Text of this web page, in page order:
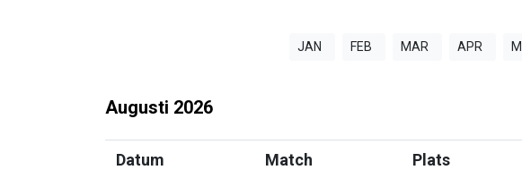
JAN FEB MAR APR
Augusti 2026
Datum Match Plats